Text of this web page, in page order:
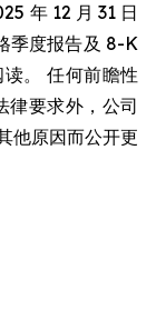
年 12 月 31 日
季度报告及 8-K
。 任何前瞻性
律要求外，公司
他原因而公开更